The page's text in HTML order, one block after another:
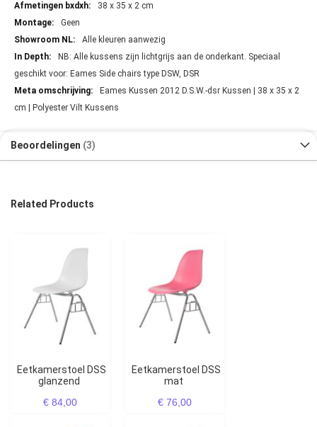
38 x 35 x 2 cm
Geen
Alle kleuren aanwezig
NB: Alle kussens zijn lichtgrijs aan de onderkant. Speciaal
geschikt voor: Eames Side chairs type DSW, DSR
Eames Kussen 2012 D.S.W.-dsr Kussen | 38 x 35 x 2
cm | Polyester Vilt Kussens
Beoordelingen 3
Related Products
Eetkamerstoel DSS
glanzend
€ 84,00
Eetkamerstoel DSS
mat
€ 76,00